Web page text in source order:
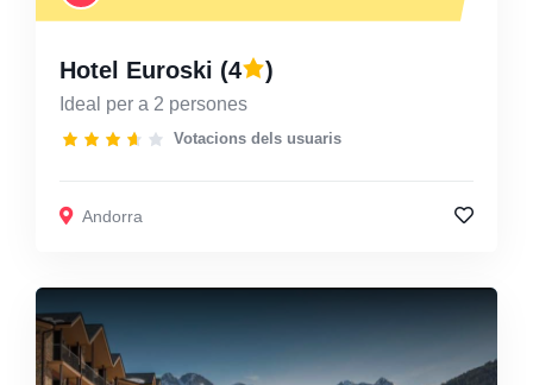
Hotel Euroski (4 )
Ideal per a 2 persones
Votacions dels usuaris
Andorra